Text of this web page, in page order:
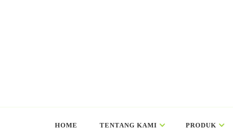
HOME TENTANG KAMI PRODUK